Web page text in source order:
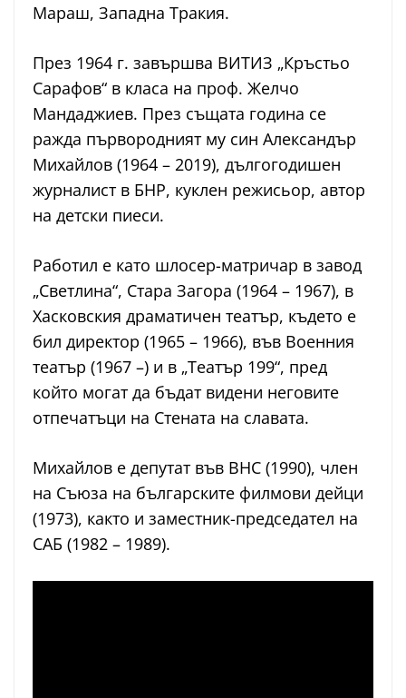
Мараш, Западна Тракия.
През 1964 г. завършва ВИТИЗ „Кръстьо
Сарафов“ в класа на проф. Желчо
Мандаджиев. През същата година се
ражда първородният му син Александър
Михайлов (1964 – 2019), дългогодишен
журналист в БНР, куклен режисьор, автор
на детски пиеси.
Работил е като шлосер-матричар в завод
„Светлина“, Стара Загора (1964 – 1967), в
Хасковския драматичен театър, където е
бил директор (1965 – 1966), във Военния
театър (1967 –) и в „Театър 199“, пред
който могат да бъдат видени неговите
отпечатъци на Стената на славата.
Михайлов е депутат във ВНС (1990), член
на Съюза на българските филмови дейци
(1973), както и заместник-председател на
САБ (1982 – 1989).